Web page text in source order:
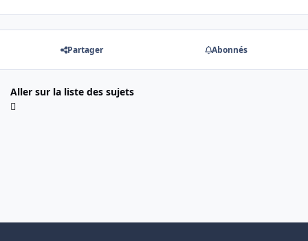
Partager Abonnés
Aller sur la liste des sujets